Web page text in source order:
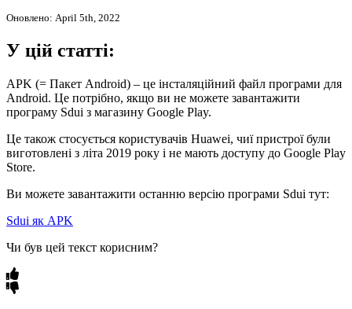
Оновлено: April 5th, 2022
У цій статті:
APK (= Пакет Android) – це інсталяційний файл програми для
Android. Це потрібно, якщо ви не можете завантажити
програму Sdui з магазину Google Play.
Це також стосується користувачів Huawei, чиї пристрої були
виготовлені з літа 2019 року і не мають доступу до Google Play
Store.
Ви можете завантажити останню версію програми Sdui тут:
Sdui як APK
Чи був цей текст корисним?